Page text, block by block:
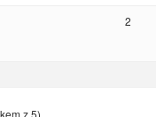
2
z 5)